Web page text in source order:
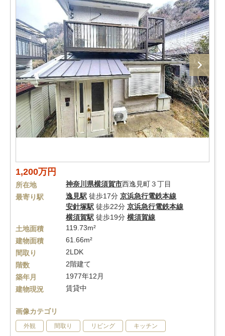
1,200万円
所在地 神奈川県横須賀市西逸見町３丁目
最寄り駅
逸見駅 徒歩17分 京浜急行電鉄本線
安針塚駅 徒歩22分 京浜急行電鉄本線
横須賀駅 徒歩19分 横須賀線
土地面積
119.73m²
建物面積
61.66m²
間取り
2LDK
階数
2階建て
築年月
1977年12月
建物現況
賃貸中
画像カテゴリ
外観 間取り リビング キッチン